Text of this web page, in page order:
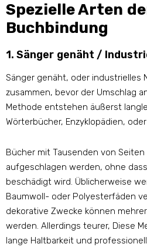
Spezielle Arten
Buchbindung
1. Sänger genäht /
Sänger genäht, oder industrielles
zusammen, bevor der Umschlag
Methode entstehen äußerst
Wörterbücher, Enzyklopädien,
Bücher mit Tausenden von
aufgeschlagen werden, ohne
beschädigt wird. Üblicherweise
Baumwoll- oder Polyesterfäden
dekorative Zwecke können
werden. Allerdings teurer, Diese
lange Haltbarkeit und